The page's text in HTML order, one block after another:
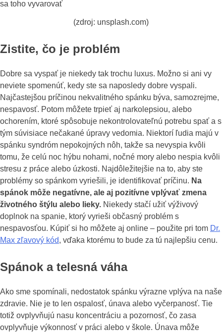
(zdroj: unsplash.com)
Zistite, čo je problém
Dobre sa vyspať je niekedy tak trochu luxus. Možno si ani vy
neviete spomenúť, kedy ste sa naposledy dobre vyspali.
Najčastejšou príčinou nekvalitného spánku býva, samozrejme,
nespavosť. Potom môžete trpieť aj narkolepsiou, alebo
ochorením, ktoré spôsobuje nekontrolovateľnú potrebu spať a s
tým súvisiace nečakané úpravy vedomia. Niektorí ľudia majú v
spánku syndróm nepokojných nôh, takže sa nevyspia kvôli
tomu, že celú noc hýbu nohami, nočné mory alebo nespia kvôli
stresu z práce alebo úzkosti. Najdôležitejšie na to, aby ste
problémy so spánkom vyriešili, je identifikovať príčinu. Na
spánok môže negatívne, ale aj pozitívne vplývať zmena
životného štýlu alebo lieky. Niekedy stačí užiť výživový
doplnok na spanie, ktorý vyrieši občasný problém s
nespavosťou. Kúpiť si ho môžete aj online – použite pri tom Dr.
Max zľavový kód, vďaka ktorému to bude za tú najlepšiu cenu.
Spánok a telesná váha
Ako sme spomínali, nedostatok spánku výrazne vplýva na naše
zdravie. Nie je to len ospalosť, únava alebo vyčerpanosť. Tie
totiž ovplyvňujú nasu koncentráciu a pozornosť, čo zasa
ovplyvňuje výkonnosť v práci alebo v škole. Únava môže